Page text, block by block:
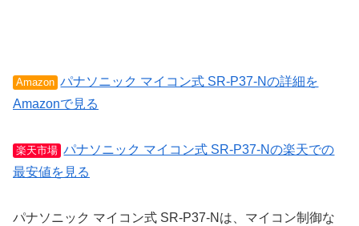
Amazon パナソニック マイコン式 SR-P37-Nの詳細を
Amazonで見る
楽天市場 パナソニック マイコン式 SR-P37-Nの楽天での
最安値を見る
パナソニック マイコン式 SR-P37-Nは、マイコン制御な